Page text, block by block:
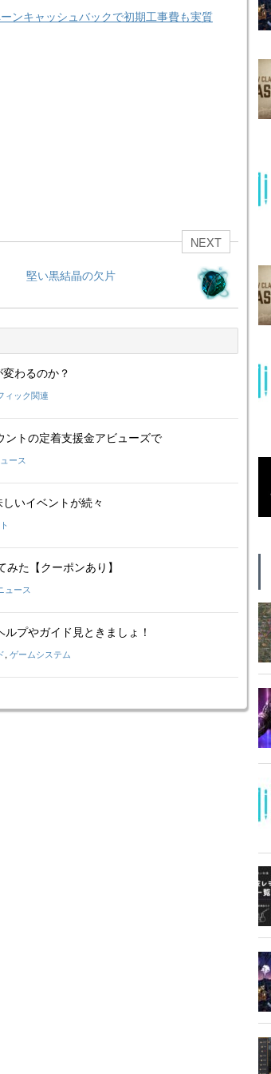
ンキャッシュバックで初期工事費も実質
NEXT
堅い黒結晶の欠片
わるのか？
ィック関連
ントの定着支援金アビューズで
ース
いイベントが続々
た【クーポンあり】
ュース
プやガイド見ときましょ！
, ゲームシステム